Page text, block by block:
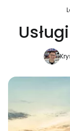
...